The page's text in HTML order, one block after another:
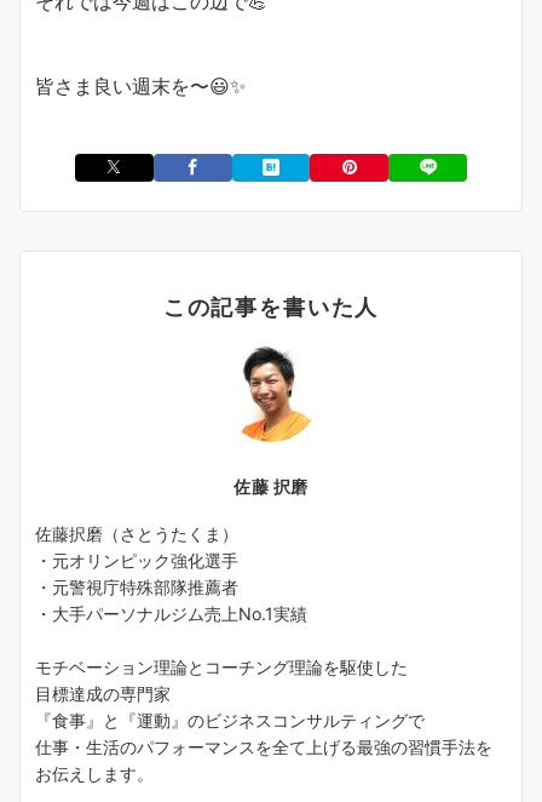
皆さま良い週末を〜😃✨
この記事を書いた人
佐藤 択磨
佐藤択磨（さとうたくま）
・元オリンピック強化選手
・元警視庁特殊部隊推薦者
・大手パーソナルジム売上No.1実績
モチベーション理論とコーチング理論を駆使した
目標達成の専門家
『食事』と『運動』のビジネスコンサルティングで
仕事・生活のパフォーマンスを全て上げる最強の習慣手法を
お伝えします。